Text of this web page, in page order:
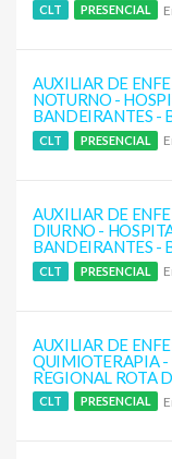
CLT PRESENCIAL
AUXILIAR DE
NOTURNO -
BANDEIRANTES -
CLT PRESENCIAL
AUXILIAR DE
DIURNO -
BANDEIRANTES -
CLT PRESENCIAL
AUXILIAR DE
QUIMIOTERAPIA
REGIONAL ROTA
CLT PRESENCIAL